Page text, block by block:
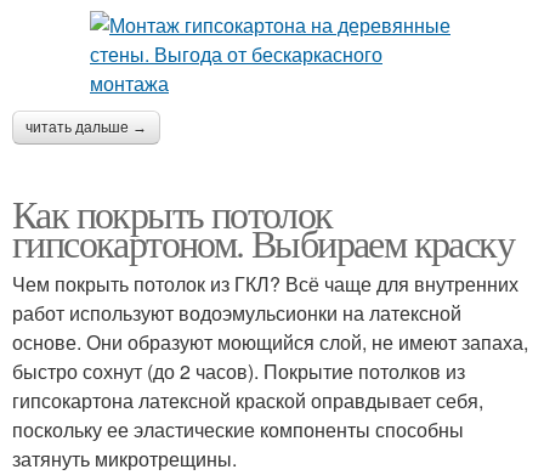
читать дальше →
Как покрыть потолок
гипсокартоном. Выбираем краску
Чем покрыть потолок из ГКЛ? Всё чаще для внутренних
работ используют водоэмульсионки на латексной
основе. Они образуют моющийся слой, не имеют запаха,
быстро сохнут (до 2 часов). Покрытие потолков из
гипсокартона латексной краской оправдывает себя,
поскольку ее эластические компоненты способны
затянуть микротрещины.